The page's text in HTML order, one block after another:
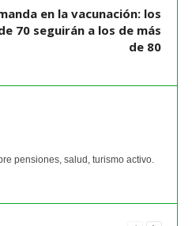
en la vacunación: los
70 seguirán a los de más
de 80
pensiones, salud, turismo activo.